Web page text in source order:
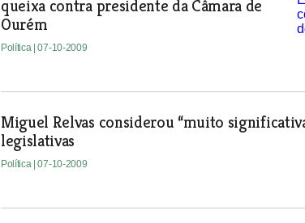
queixa contra presidente da Câmara de
Ourém
Política | 07-10-2009
Miguel Relvas considerou “muito
legislativas
Política | 07-10-2009